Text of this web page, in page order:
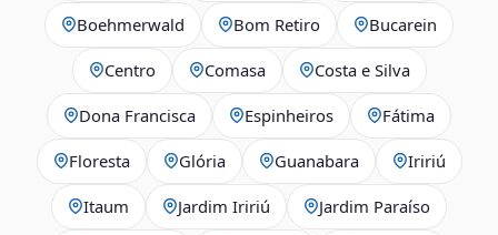
Boehmerwald Bom Retiro Bucarein
Centro Comasa Costa e Silva
Dona Francisca Espinheiros Fátima
Floresta Glória Guanabara Iririú
Itaum Jardim Iririú Jardim Paraíso